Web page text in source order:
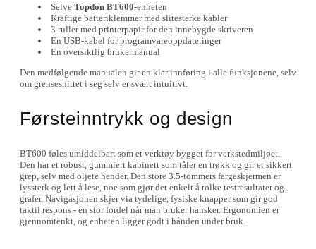
Selve Topdon BT600-enheten
Kraftige batteriklemmer med slitesterke kabler
3 ruller med printerpapir for den innebygde skriveren
En USB-kabel for programvareoppdateringer
En oversiktlig brukermanual
Den medfølgende manualen gir en klar innføring i alle funksjonene, selv
om grensesnittet i seg selv er svært intuitivt.
Førsteinntrykk og design
BT600 føles umiddelbart som et verktøy bygget for verkstedmiljøet.
Den har et robust, gummiert kabinett som tåler en trøkk og gir et sikkert
grep, selv med oljete hender. Den store 3.5-tommers fargeskjermen er
lyssterk og lett å lese, noe som gjør det enkelt å tolke testresultater og
grafer. Navigasjonen skjer via tydelige, fysiske knapper som gir god
taktil respons - en stor fordel når man bruker hansker. Ergonomien er
gjennomtenkt, og enheten ligger godt i hånden under bruk.